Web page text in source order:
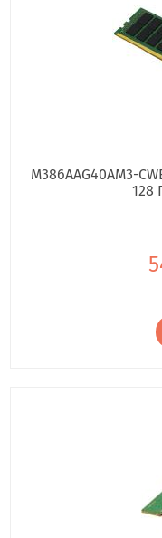
M386AAG40AM3-
128